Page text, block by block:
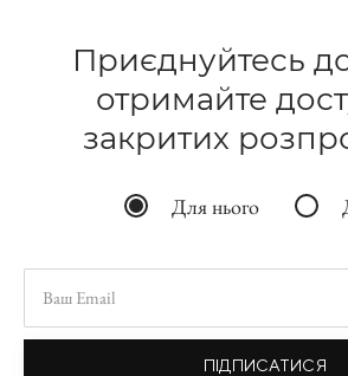
Приєднуйтесь
отримайте
закритих
Для нього
ПІДПИСАТИСЯ